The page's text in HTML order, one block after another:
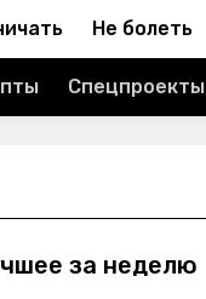
Не болеть
Спецпроекты
за неделю